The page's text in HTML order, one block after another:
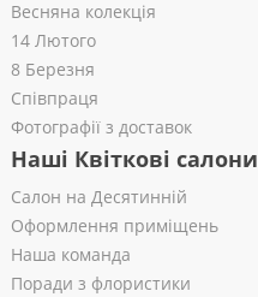
Весняна колекція
14 Лютого
8 Березня
Співпраця
Фотографії з доставок
Наші Квіткові салони
Салон на Десятинній
Оформлення приміщень
Наша команда
Поради з флористики